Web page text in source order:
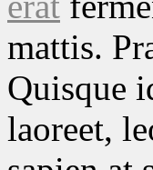
mattis.
Quisque
laoreet,